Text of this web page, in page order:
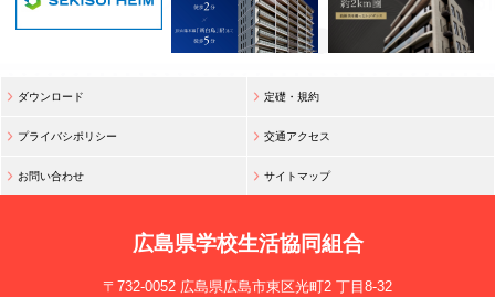
ダウンロード 定礎・規約
プライバシポリシー 交通アクセス
お問い合わせ サイトマップ
広島県学校生活協同組合
〒732-0052 広島県広島市東区光町2 丁目8-32